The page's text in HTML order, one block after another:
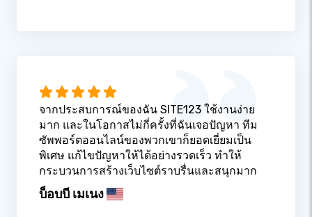
จากประสบการณ์ของฉัน SITE123 ใช้งานง่าย
มาก และในโอกาสไม่กี่ครั้งที่ฉันเจอปัญหา ทีม
ซัพพอร์ตออนไลน์ของพวกเขาก็ยอดเยี่ยมเป็น
พิเศษ แก้ไขปัญหาให้ได้อย่างรวดเร็ว ทำให้
กระบวนการสร้างเว็บไซต์ราบรื่นและสนุกมาก
บ็อบบี เมเนง